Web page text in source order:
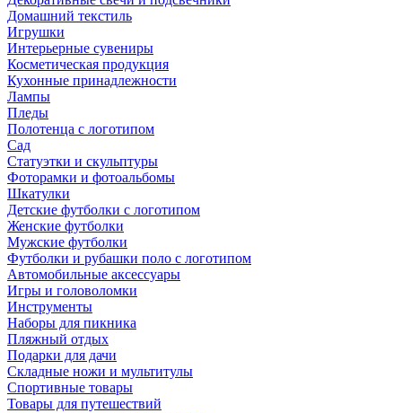
Домашний текстиль
Игрушки
Интерьерные сувениры
Косметическая продукция
Кухонные принадлежности
Лампы
Пледы
Полотенца с логотипом
Сад
Статуэтки и скульптуры
Фоторамки и фотоальбомы
Шкатулки
Детские футболки с логотипом
Женские футболки
Мужские футболки
Футболки и рубашки поло с логотипом
Автомобильные аксессуары
Игры и головоломки
Инструменты
Наборы для пикника
Пляжный отдых
Подарки для дачи
Складные ножи и мультитулы
Спортивные товары
Товары для путешествий